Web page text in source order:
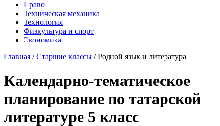
Право
Техническая механика
Технология
Физкультура и спорт
Экономика
Главная /Старшие классы /Родной язык и литература
Календарно-тематическое
планирование по татарской
литературе 5 класс